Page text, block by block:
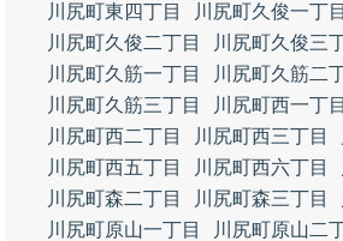
川尻町東四丁目
川尻町久俊一丁目
川尻町久俊二丁目
川尻町久俊三
川尻町久筋一丁目
川尻町久筋二
川尻町久筋三丁目
川尻町西一丁目
川尻町西二丁目
川尻町西三丁目
川尻町西五丁目
川尻町西六丁目
川尻町森二丁目
川尻町森三丁目
川尻町原山一丁目
川尻町原山二